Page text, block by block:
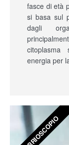
fasce di età
si basa sul
dagli
citoplasma
energia per
EMBRIOSCOPIO